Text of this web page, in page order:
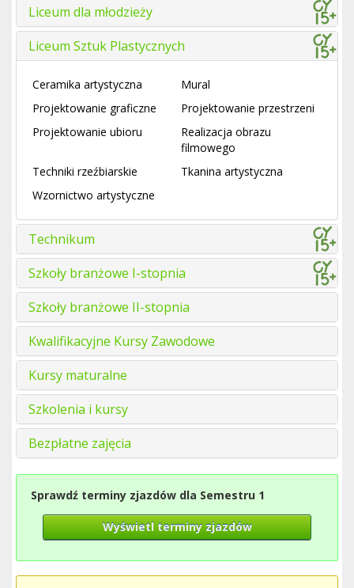
Liceum dla młodzieży
Liceum Sztuk Plastycznych
Ceramika artystyczna
Mural
Projektowanie graficzne
Projektowanie przestrzeni
Projektowanie ubioru
Realizacja obrazu
filmowego
Techniki rzeźbiarskie
Tkanina artystyczna
Wzornictwo artystyczne
Technikum
Szkoły branżowe I-stopnia
Szkoły branżowe II-stopnia
Kwalifikacyjne Kursy Zawodowe
Kursy maturalne
Szkolenia i kursy
Bezpłatne zajęcia
Sprawdź terminy zjazdów dla Semestru 1
Wyświetl terminy zjazdów